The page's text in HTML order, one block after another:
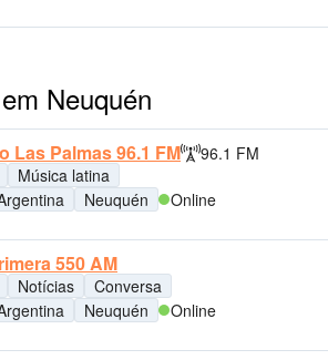
Neuquén
Las Palmas 96.1 FM
96.1 FM
Música latina
Neuquén Online
550 AM
Notícias
Conversa
Neuquén Online